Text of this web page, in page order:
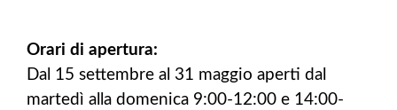
Orari di apertura:
Dal 15 settembre al 31 maggio aperti dal
martedì alla domenica 9:00-12:00 e 14:00-